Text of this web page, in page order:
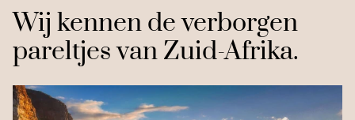
Wij kennen de verborgen
pareltjes van Zuid-Afrika.